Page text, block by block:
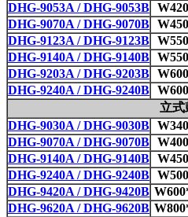
DHG-9053A / DHG-9053B
DHG-9070A / DHG-9070B
DHG-9123A / DHG-9123B
DHG-9140A / DHG-9140B
DHG-9203A / DHG-9203B
DHG-9240A / DHG-9240B
立
DHG-9030A / DHG-9030B
DHG-9070A / DHG-9070B
DHG-9140A / DHG-9140B
DHG-9240A / DHG-9240B
DHG-9420A / DHG-9420B
DHG-9620A / DHG-9620B